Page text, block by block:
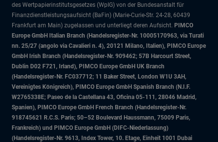
des Wertpapierinstitutsgesetzes (WpIG) von der Bundesanstalt für
Finanzdienstleistungsaufsicht (BaFin) (Marie-Curie-Str. 24-28, 60439
Frankfurt am Main) zugelassen und unterliegt deren Aufsicht. PIMCO
Europe GmbH Italian Branch (Handelsregister-Nr. 10005170963, via Turati
nn. 25/27 (angolo via Cavalieri n. 4), 20121 Milano, Italien), PIMCO Europe
GmbH Irish Branch (Handelsregister-Nr. 909462; 57B Harcourt Street,
Dublin D02 F721, Irland), PIMCO Europe GmbH UK Branch
(Handelsregister-Nr. FC037712; 11 Baker Street, London W1U 3AH,
Vereinigtes Königreich), PIMCO Europe GmbH Spanish Branch (N.I.F.
W2765338E; Paseo de la Castellana 43, Oficina 05-111, 28046 Madrid,
Spanien), PIMCO Europe GmbH French Branch (Handelsregister-Nr.
918745621 R.C.S. Paris; 50–52 Boulevard Haussmann, 75009 Paris,
Frankreich) und PIMCO Europe GmbH (DIFC-Niederlassung)
(Handelsregister-Nr. 9613, Index Tower, 10. Etage, Einheit 1001 Dubai